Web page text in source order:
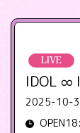
LIVE
IDOL ∞
2025-10-